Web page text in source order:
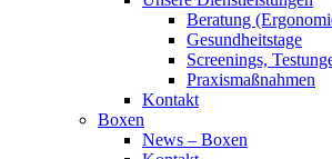
Beratung
Gesundheitstage
Screenings,
Praxismaßnahmen
Kontakt
Boxen
News – Boxen